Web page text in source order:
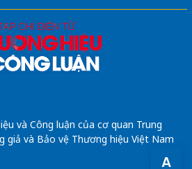
A
và Công luận của cơ quan Trung
giả và Bảo vệ Thương hiệu Việt Nam